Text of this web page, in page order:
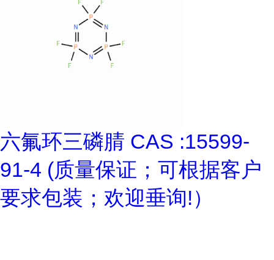
六氟环三磷腈 CAS :15599-
91-4 (质量保证；可根据客户
要求包装；欢迎垂询!）